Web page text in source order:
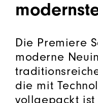
Die Premiere
moderne
die mit
vollgepackt